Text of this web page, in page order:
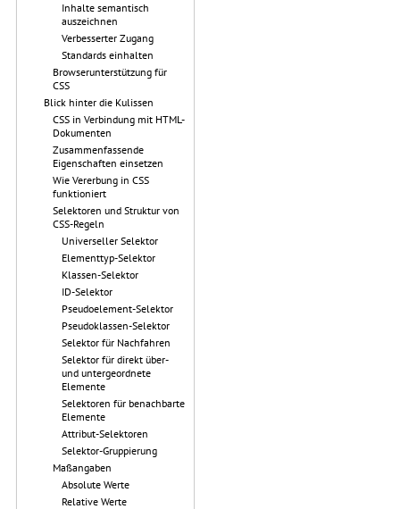
Inhalte semantisch
auszeichnen
Verbesserter Zugang
Standards einhalten
Browserunterstützung für
CSS
Blick hinter die Kulissen
CSS in Verbindung mit HTML-
Dokumenten
Zusammenfassende
Eigenschaften einsetzen
Wie Vererbung in CSS
funktioniert
Selektoren und Struktur von
CSS-Regeln
Universeller Selektor
Elementtyp-Selektor
Klassen-Selektor
ID-Selektor
Pseudoelement-Selektor
Pseudoklassen-Selektor
Selektor für Nachfahren
Selektor für direkt über-
und untergeordnete
Elemente
Selektoren für benachbarte
Elemente
Attribut-Selektoren
Selektor-Gruppierung
Maßangaben
Absolute Werte
Relative Werte